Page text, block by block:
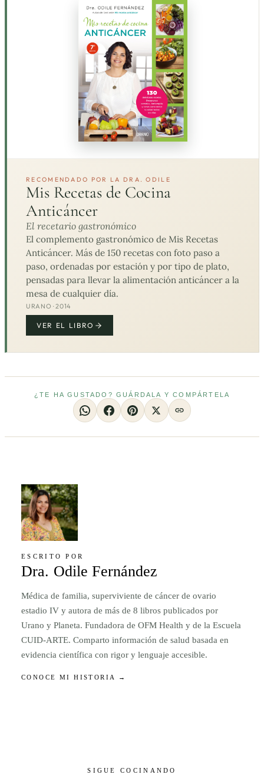
RECOMENDADO POR LA DRA. ODILE
Mis Recetas de Cocina
Anticáncer
El recetario gastronómico
El complemento gastronómico de Mis Recetas
Anticáncer. Más de 150 recetas con foto paso a
paso, ordenadas por estación y por tipo de plato,
pensadas para llevar la alimentación anticáncer a la
mesa de cualquier día.
URANO · 2014
VER EL LIBRO
¿TE HA GUSTADO? GUÁRDALA Y COMPÁRTELA
ESCRITO POR
Dra. Odile Fernández
Médica de familia, superviviente de cáncer de ovario
estadio IV y autora de más de 8 libros publicados por
Urano y Planeta. Fundadora de OFM Health y de la Escuela
CUID-ARTE. Comparto información de salud basada en
evidencia científica con rigor y lenguaje accesible.
CONOCE MI HISTORIA →
SIGUE COCINANDO